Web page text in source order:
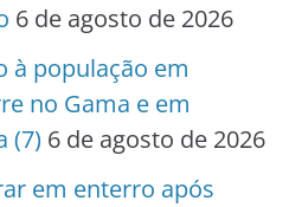
6 de agosto de 2026
à população em
no Gama e em
(7) 6 de agosto de 2026
em enterro após